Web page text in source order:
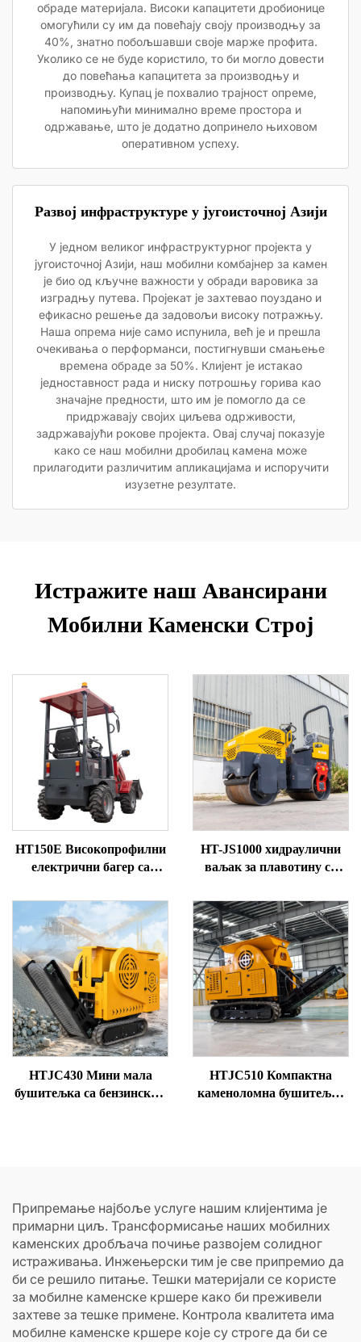
обраде материјала. Високи капацитети дробионице
омогућили су им да повећају своју производњу за
40%, знатно побољшавши своје марже профита.
Уколико се не буде користило, то би могло довести
до повећања капацитета за производњу и
производњу. Купац је похвалио трајност опреме,
напомињући минимално време простора и
одржавање, што је додатно допринело њиховом
оперативном успеху.
Развој инфраструктуре у југоисточној Азији
У једном великог инфраструктурног пројекта у
југоисточној Азији, наш мобилни комбајнер за камен
је био од кључне важности у обради варовика за
изградњу путева. Пројекат је захтевао поуздано и
ефикасно решење да задовољи високу потражњу.
Наша опрема није само испунила, већ је и прешла
очекивања о перформанси, постигнувши смањење
времена обраде за 50%. Клијент је истакао
једноставност рада и ниску потрошњу горива као
значајне предности, што им је помогло да се
придржавају својих циљева одрживости,
задржавајући рокове пројекта. Овај случај показује
како се наш мобилни дробилац камена може
прилагодити различитим апликацијама и испоручити
изузетне резултате.
Истражите наш Авансирани
Мобилни Каменски Строј
HT150E Високопрофилни
електрични багер са
HT-JS1000 хидраулични
ваљак за плавотину са
капацитета 1 тон
HTJC430 Мини мала
бушитељка са бензинским
HTJC510 Компактна
каменоломна бушитељка
Припремање најбоље услуге нашим клијентима је
примарни циљ. Трансформисање наших мобилних
каменских дробљача почиње развојем солидног
истраживања. Инжењерски тим је све припремио да
би се решило питање. Тешки материјали се користе
за мобилне каменске кршере како би преживели
захтеве за тешке примене. Контрола квалитета има
мобилне каменске кршере које су строге да би се